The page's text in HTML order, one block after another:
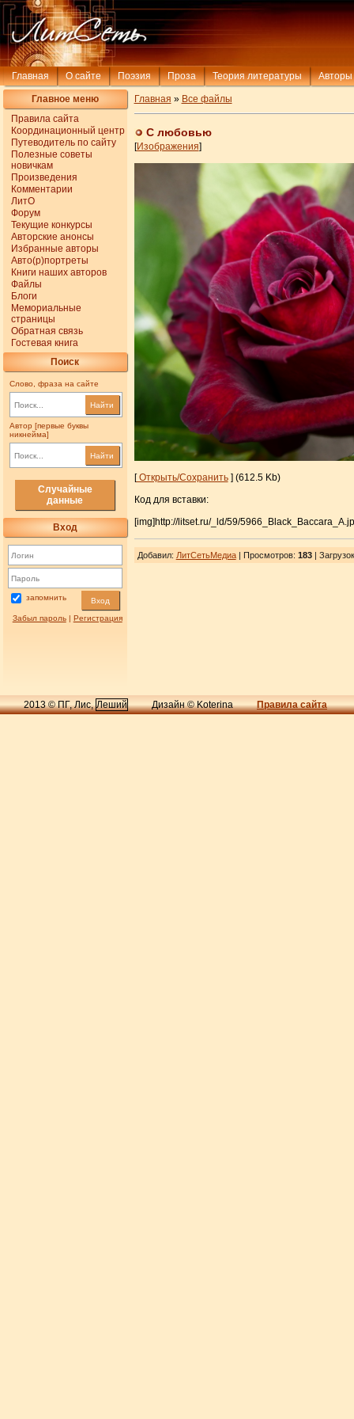
Главная О сайте Поэзия Проза Теория литературы Авторы
Главное меню
Правила сайта
Координационный центр
Путеводитель по сайту
Полезные советы
новичкам
Произведения
Комментарии
ЛитО
Форум
Текущие конкурсы
Авторские анонсы
Избранные авторы
Авто(р)портреты
Книги наших авторов
Файлы
Блоги
Мемориальные
страницы
Обратная связь
Гостевая книга
Поиск
Слово, фраза на сайте
Найти
Автор [первые буквы
никнейма]
Найти
Случайные
данные
Вход
запомнить Вход
Забыл пароль| Регистрация
Главная » Все файлы
С любовью
[Изображения]
[Открыть/Сохранить] (612.5 Kb)
Код для вставки:
[img]http://litset.ru/_ld/59/
Добавил: ЛитСетьМедиа| Просмотров: 183| Загрузок
2013 © ПГ, Лис,Леший Дизайн © Koterina Правила сайта